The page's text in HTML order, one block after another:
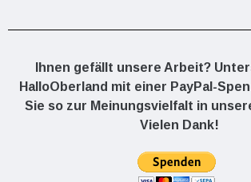
Ihnen gefällt unsere Arbeit?
HalloOberland mit einer PayPal-
Sie so zur Meinungsvielfalt in
Vielen Dank!